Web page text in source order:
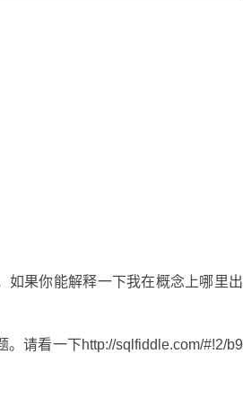
如果你能解释一下我在概念上哪里出
请看一下http://sqlfiddle.com/#!2/b9